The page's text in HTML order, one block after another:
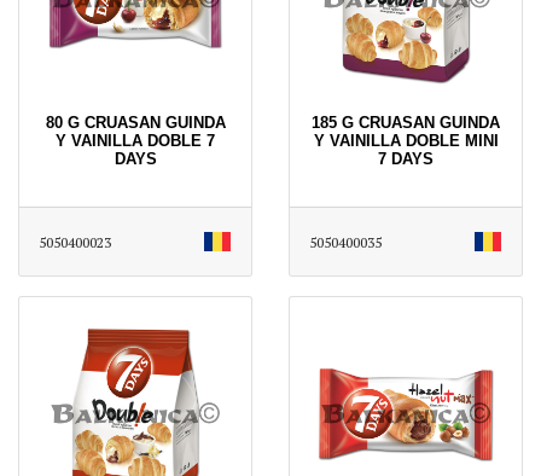
80 G CRUASAN GUINDA
Y VAINILLA DOBLE 7
DAYS
5050400023
185 G CRUASAN GUINDA
Y VAINILLA DOBLE MINI
7 DAYS
5050400035